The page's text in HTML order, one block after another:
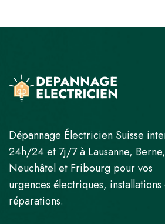
Dépannage Électricien Suisse
24h/24 et 7j/7 à Lausanne, Berne,
Neuchâtel et Fribourg pour vos
urgences électriques, installations
réparations.